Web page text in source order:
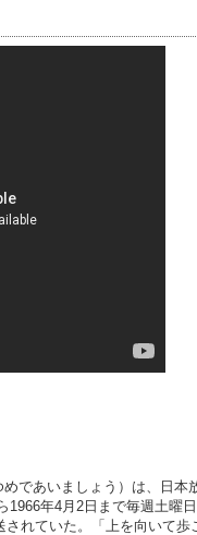
であいましょう）は、日本
1966年4月2日まで毎週土曜
れていた。「上を向いて歩